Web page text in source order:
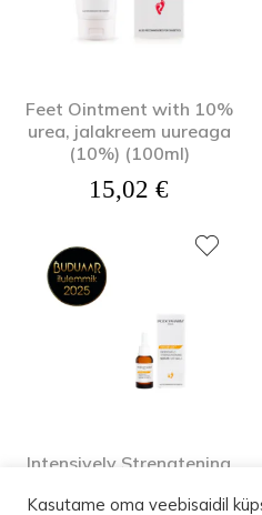
Feet Ointment with 10%
urea, jalakreem uureaga
(10%) (100ml)
15,02 €
Intensively Strengtening
tugevdav seerum 10ml
Kasutame oma veebisaidil